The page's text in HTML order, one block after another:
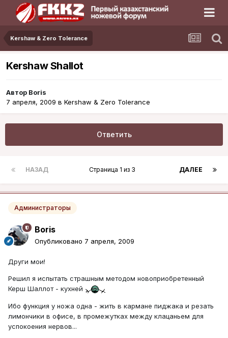
Kershaw & Zero Tolerance
Kershaw Shallot
Автор Boris
7 апреля, 2009 в Kershaw & Zero Tolerance
Ответить
НАЗАД ДАЛЕЕ
Страница 1 из 3
Администраторы
Boris
Опубликовано 7 апреля, 2009
Други мои!
Решил я испытать страшным методом новоприобретенный
Керш Шаллот - кухней
Ибо функция у ножа одна - жить в кармане пиджака и резать
лимончики в офисе, в промежутках между клацаньем для
успокоения нервов...